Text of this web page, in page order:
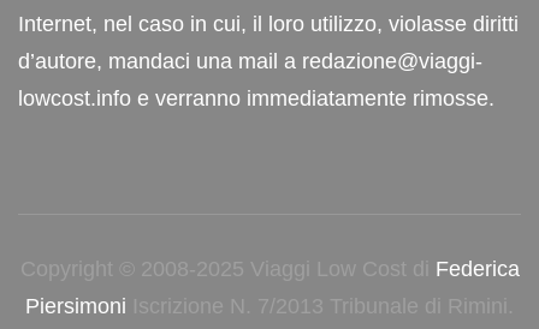
Internet, nel caso in cui, il loro utilizzo, violasse diritti
d’autore, mandaci una mail a redazione@viaggi-
lowcost.info e verranno immediatamente rimosse.
Copyright © 2008-2025 Viaggi Low Cost di Federica
Piersimoni Iscrizione N. 7/2013 Tribunale di Rimini.